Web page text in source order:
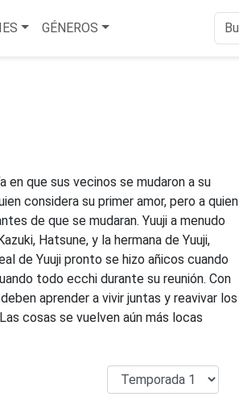
GÉNEROS
en que sus vecinos se mudaron a su
considera su primer amor, pero a quien
de que se mudaran. Yuuji a menudo
Hatsune, y la hermana de Yuuji,
de Yuuji pronto se hizo añicos cuando
todo ecchi durante su reunión. Con
aprender a vivir juntas y reavivar los
cosas se vuelven aún más locas